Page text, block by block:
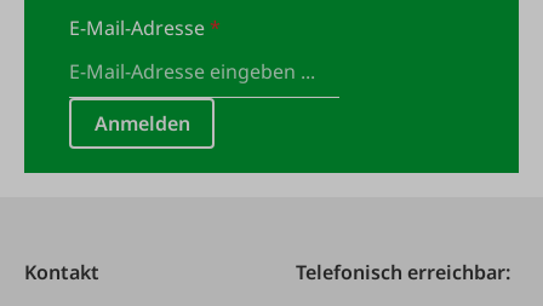
E-Mail-Adresse*
Anmelden
Kontakt Telefonisch erreichbar: